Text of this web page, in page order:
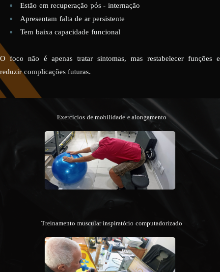
Estão em recuperação pós - internação
Apresentam falta de ar persistente
Tem baixa capacidade funcional
O foco não é apenas tratar sintomas, mas restabelecer funções e
reduzir complicações futuras.
Exercícios de mobilidade e alongamento
Treinamento muscular inspiratório computadorizado